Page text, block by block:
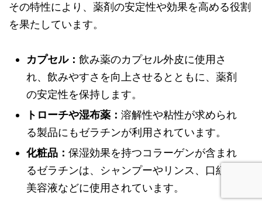
その特性により、薬剤の安定性や効果を高める役割
を果たしています。
カプセル： 飲み薬のカプセル外皮に使用さ
れ、飲みやすさを向上させるとともに、薬剤
の安定性を保持します。
トローチや湿布薬： 溶解性や粘性が求められ
る製品にもゼラチンが利用されています。
化粧品： 保湿効果を持つコラーゲンが含まれ
るゼラチンは、シャンプーやリンス、口紅、
美容液などに使用されています。